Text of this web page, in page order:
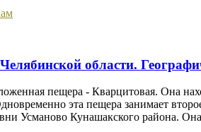
области.
пещера - Кварцитовая. Она
эта пещера занимает
Усманово Кунашакского района.